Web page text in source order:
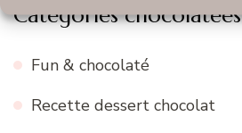
Catégories chocolatées
Fun & chocolaté
Recette dessert chocolat